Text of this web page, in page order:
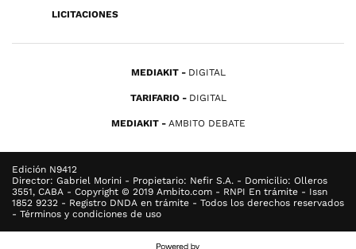
LICITACIONES
MEDIAKIT DIGITAL
TARIFARIO DIGITAL
MEDIAKIT AMBITO DEBATE
Edición N9412
Director: Gabriel Morini - Propietario: Nefir S.A. - Domicilio: Olleros
3551, CABA - Copyright © 2019 Ambito.com - RNPI En trámite - Issn
1852 9232 - Registro DNDA en trámite - Todos los derechos reservados
- Términos y condiciones de uso